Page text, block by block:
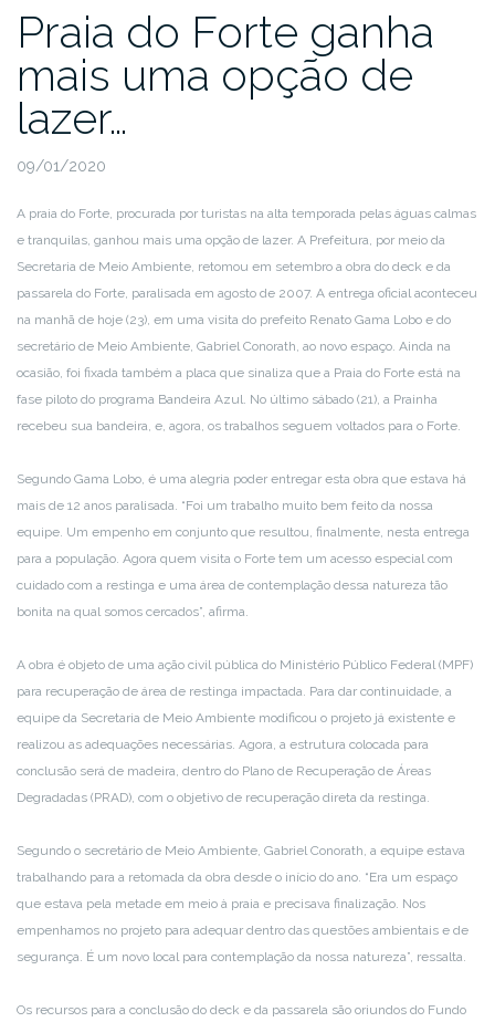
Praia do Forte ganha
mais uma opção de
lazer…
09/01/2020
A praia do Forte, procurada por turistas na alta temporada pelas águas calmas
e tranquilas, ganhou mais uma opção de lazer. A Prefeitura, por meio da
Secretaria de Meio Ambiente, retomou em setembro a obra do deck e da
passarela do Forte, paralisada em agosto de 2007. A entrega oficial aconteceu
na manhã de hoje (23), em uma visita do prefeito Renato Gama Lobo e do
secretário de Meio Ambiente, Gabriel Conorath, ao novo espaço. Ainda na
ocasião, foi fixada também a placa que sinaliza que a Praia do Forte está na
fase piloto do programa Bandeira Azul. No último sábado (21), a Prainha
recebeu sua bandeira, e, agora, os trabalhos seguem voltados para o Forte.
Segundo Gama Lobo, é uma alegria poder entregar esta obra que estava há
mais de 12 anos paralisada. “Foi um trabalho muito bem feito da nossa
equipe. Um empenho em conjunto que resultou, finalmente, nesta entrega
para a população. Agora quem visita o Forte tem um acesso especial com
cuidado com a restinga e uma área de contemplação dessa natureza tão
bonita na qual somos cercados”, afirma.
A obra é objeto de uma ação civil pública do Ministério Público Federal (MPF)
para recuperação de área de restinga impactada. Para dar continuidade, a
equipe da Secretaria de Meio Ambiente modificou o projeto já existente e
realizou as adequações necessárias. Agora, a estrutura colocada para
conclusão será de madeira, dentro do Plano de Recuperação de Áreas
Degradadas (PRAD), com o objetivo de recuperação direta da restinga.
Segundo o secretário de Meio Ambiente, Gabriel Conorath, a equipe estava
trabalhando para a retomada da obra desde o início do ano. “Era um espaço
que estava pela metade em meio à praia e precisava finalização. Nos
empenhamos no projeto para adequar dentro das questões ambientais e de
segurança. É um novo local para contemplação da nossa natureza”, ressalta.
Os recursos para a conclusão do deck e da passarela são oriundos do Fundo